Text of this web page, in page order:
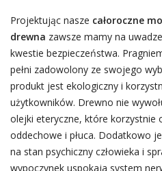
Projektując nasze całoroczne
drewna zawsze mamy na
kwestie bezpieczeństwa.
pełni zadowolony ze swojego
produkt jest ekologiczny i
użytkowników. Drewno nie
olejki eteryczne, które korzystnie
oddechowe i płuca. Dodatkowo
na stan psychiczny człowieka i
wypoczynek uspokaja system